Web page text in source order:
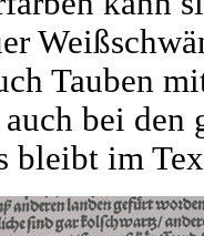
Tauben
bei den
bleibt im